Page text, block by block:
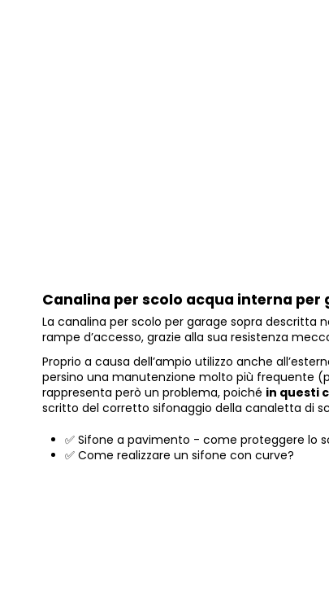
Canalina per scolo acqua interna per
La canalina per scolo per garage sopra descritta
rampe d’accesso, grazie alla sua resistenza
Proprio a causa dell’ampio utilizzo anche
persino una manutenzione molto più frequente
rappresenta però un problema, poiché in questi
scritto del corretto sifonaggio della canaletta di
✅ Sifone a pavimento - come proteggere lo
✅ Come realizzare un sifone con curve?